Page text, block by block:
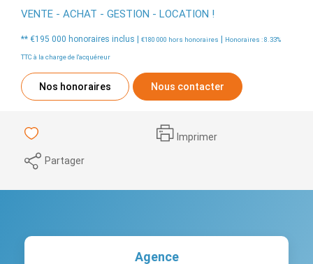
VENTE - ACHAT - GESTION - LOCATION !
** €195 000 honoraires inclus | €180 000 hors honoraires | Honoraires : 8.33%
TTC à la charge de l'acquéreur
Nos honoraires Nous contacter
Imprimer
Partager
Agence